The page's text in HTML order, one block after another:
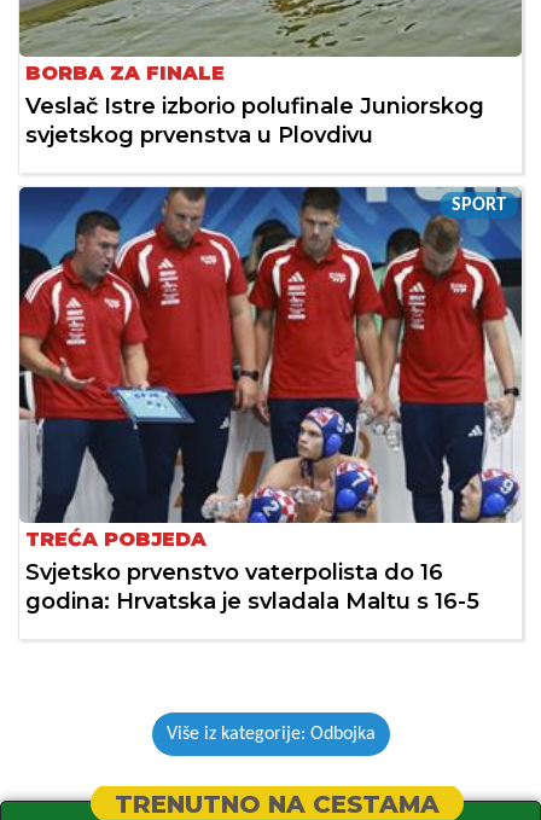
BORBA ZA FINALE
Veslač Istre izborio polufinale Juniorskog
svjetskog prvenstva u Plovdivu
SPORT
TREĆA POBJEDA
Svjetsko prvenstvo vaterpolista do 16
godina: Hrvatska je svladala Maltu s 16-5
Više iz kategorije: Odbojka
TRENUTNO NA CESTAMA